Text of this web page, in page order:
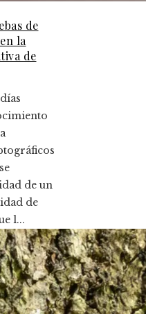
de
la
de
de un
de
l...